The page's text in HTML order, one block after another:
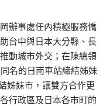
辦事處任內積極服務僑
台中與日本大分縣、長
動城市外交；在陳總領
名的日南車站締結姊妹
姊妹市，讓雙方合作更
行政區及日本各市町的